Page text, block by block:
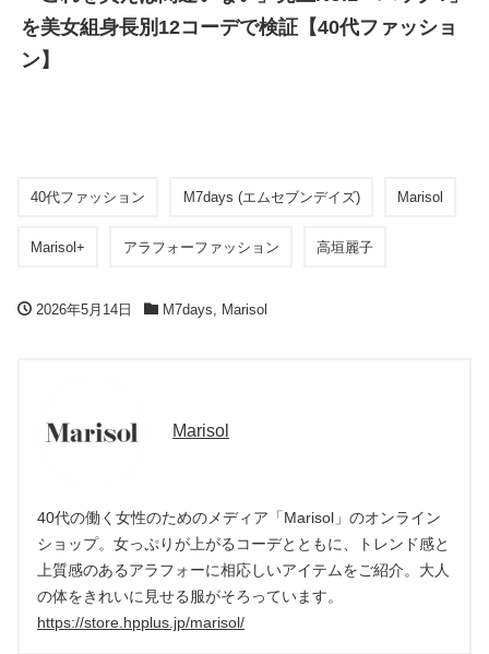
を美女組身長別12コーデで検証【40代ファッショ
ン】
40代ファッション M7days (エムセブンデイズ) Marisol
Marisol+ アラフォーファッション 高垣麗子
2026年5月14日 M7days, Marisol
Marisol
40代の働く女性のためのメディア「Marisol」のオンライン
ショップ。女っぷりが上がるコーデとともに、トレンド感と
上質感のあるアラフォーに相応しいアイテムをご紹介。大人
の体をきれいに見せる服がそろっています。
https://store.hpplus.jp/marisol/